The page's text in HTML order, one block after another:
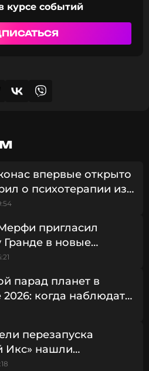
курсе событий
впервые открыто
о психотерапии из-
с дебютным
пригласил
Гранде в новые
парад планет в
2026: когда наблюдать
явление
перезапуска
Икс» нашли
на роль Циклопа